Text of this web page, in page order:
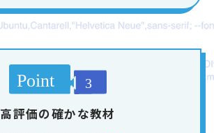
高評価の確かな教材